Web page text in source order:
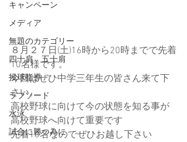
キャンペーン
メディア
無題のカテゴリー
四十肩 五十肩
投球指導
ラプソード
水泳
試合に勝つ為に
８月２７日(土)16時から20時までで先着
10名様です。
今回はぜひ中学三年生の皆さん来て下
さい。
高校野球に向けて今の状態を知る事が
高校野球へ向けて重要です
先着10名なのでぜひお越し下さい